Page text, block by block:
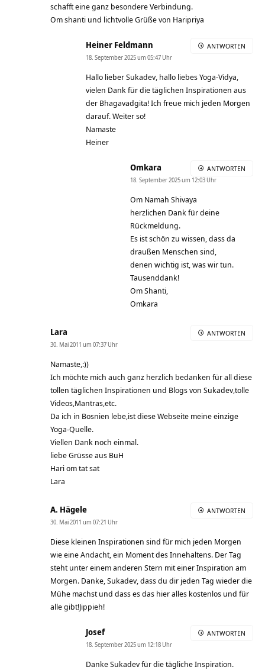
schafft eine ganz besondere Verbindung.
Om shanti und lichtvolle Grüße von Haripriya
Heiner Feldmann
18. September 2025 um 05:47 Uhr
Hallo lieber Sukadev, hallo liebes Yoga-Vidya,
vielen Dank für die täglichen Inspirationen aus
der Bhagavadgita! Ich freue mich jeden Morgen
darauf. Weiter so!
Namaste
Heiner
ANTWORTEN
Omkara
18. September 2025 um 12:03 Uhr
Om Namah Shivaya
herzlichen Dank für deine
Rückmeldung.
Es ist schön zu wissen, dass da
draußen Menschen sind,
denen wichtig ist, was wir tun.
Tausenddank!
Om Shanti,
Omkara
ANTWORTEN
Lara
30. Mai 2011 um 07:37 Uhr
Namaste,:))
Ich möchte mich auch ganz herzlich bedanken für all diese
tollen täglichen Inspirationen und Blogs von Sukadev,tolle
Videos,Mantras,etc.
Da ich in Bosnien lebe,ist diese Webseite meine einzige
Yoga-Quelle.
Viellen Dank noch einmal.
liebe Grüsse aus BuH
Hari om tat sat
Lara
ANTWORTEN
A. Hägele
30. Mai 2011 um 07:21 Uhr
Diese kleinen Inspirationen sind für mich jeden Morgen
wie eine Andacht, ein Moment des Innehaltens. Der Tag
steht unter einem anderen Stern mit einer Inspiration am
Morgen. Danke, Sukadev, dass du dir jeden Tag wieder die
Mühe machst und dass es das hier alles kostenlos und für
alle gibt!Jippieh!
ANTWORTEN
Josef
18. September 2025 um 12:18 Uhr
Danke Sukadev für die tägliche Inspiration.
ANTWORTEN